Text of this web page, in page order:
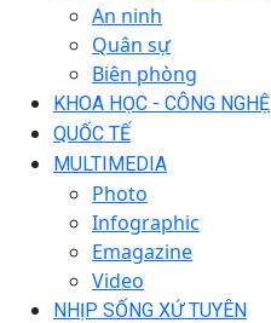
An ninh
Quân sự
Biên phòng
KHOA HỌC - CÔNG NGHỆ
QUỐC TẾ
MULTIMEDIA
Photo
Infographic
Emagazine
Video
NHỊP SỐNG XỨ TUYÊN